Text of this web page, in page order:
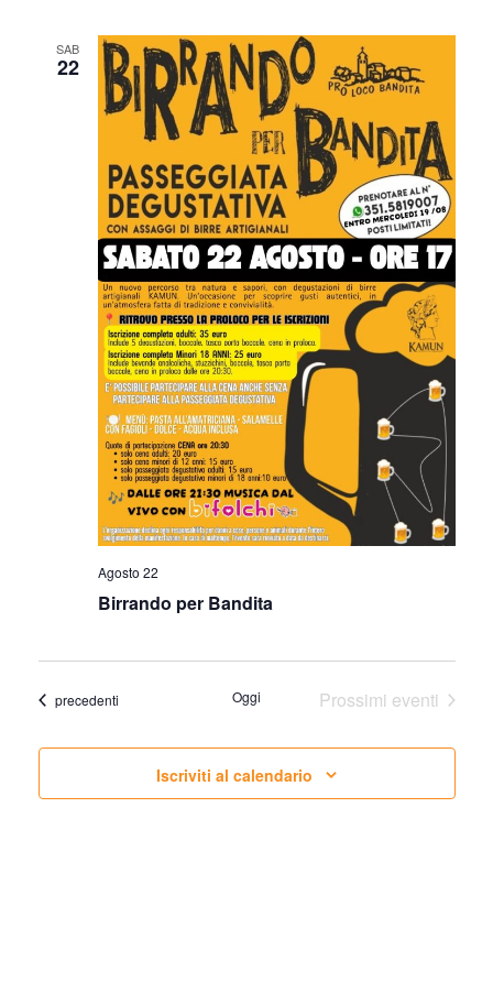
SAB
22
Agosto 22
Birrando per Bandita
Eventi
precedenti Oggi Prossimi eventi
Iscriviti al calendario